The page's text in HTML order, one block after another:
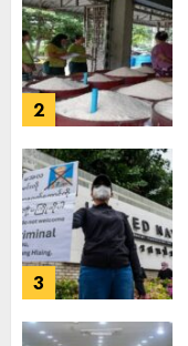
2
3